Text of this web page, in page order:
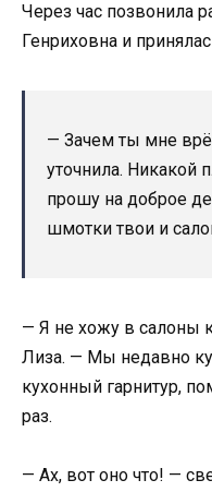
Через час позвонила
Генриховна и
— Зачем ты мне
уточнила. Никакой
прошу на доброе
шмотки твои и
— Я не хожу в салоны
Лиза. — Мы недавно
кухонный гарнитур,
раз.
— Ах, вот оно что! —